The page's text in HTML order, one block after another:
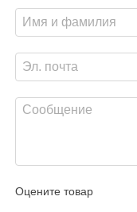
Оцените товар